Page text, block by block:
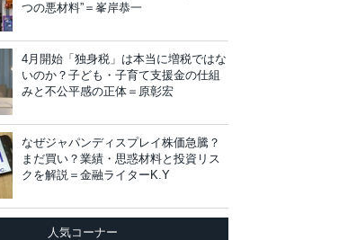
つの悪材料”＝峯岸恭一
4月開始「独身税」は本当に増税ではな
いのか？子ども・子育て支援金の仕組
みと不公平感の正体＝原彰宏
なぜジャパンディスプレイ株価急騰？
まだ買い？業績・思惑材料と投資リス
クを解説＝金融ライターK.Y
人気コーナー